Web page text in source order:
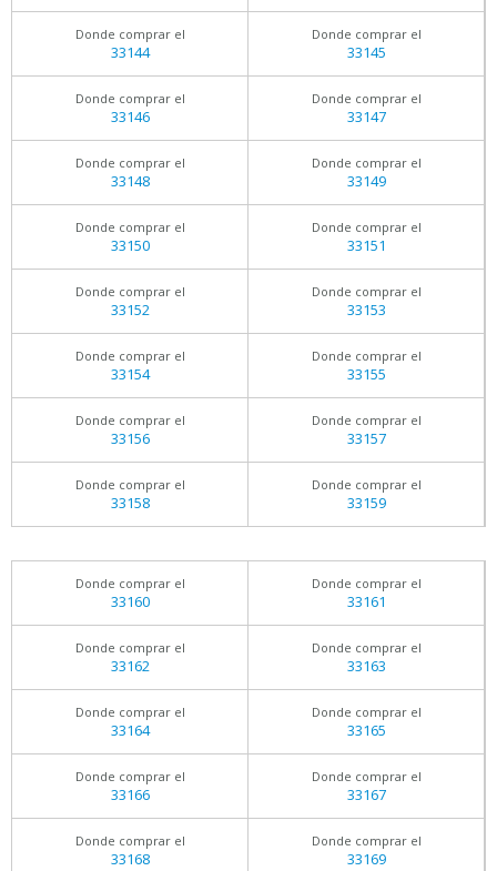
Donde comprar el
33144
Donde comprar el
33145
Donde comprar el
33146
Donde comprar el
33147
Donde comprar el
33148
Donde comprar el
33149
Donde comprar el
33150
Donde comprar el
33151
Donde comprar el
33152
Donde comprar el
33153
Donde comprar el
33154
Donde comprar el
33155
Donde comprar el
33156
Donde comprar el
33157
Donde comprar el
33158
Donde comprar el
33159
Donde comprar el
33160
Donde comprar el
33161
Donde comprar el
33162
Donde comprar el
33163
Donde comprar el
33164
Donde comprar el
33165
Donde comprar el
33166
Donde comprar el
33167
Donde comprar el
33168
Donde comprar el
33169